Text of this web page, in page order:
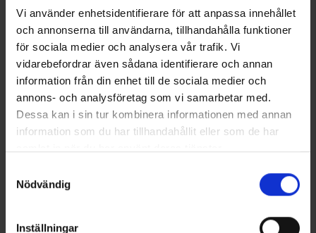
Vi använder enhetsidentifierare för att anpassa innehållet
och annonserna till användarna, tillhandahålla funktioner
för sociala medier och analysera vår trafik. Vi
vidarebefordrar även sådana identifierare och annan
information från din enhet till de sociala medier och
annons- och analysföretag som vi samarbetar med.
Dessa kan i sin tur kombinera informationen med annan
information som du har tillhandahållit eller som de har
Nödvändig
Inställningar
OrganoTex ShoeCare Cleaner
129 kr
Kortskaftade Bomullsstrumpor
Från33 kr
Liknande produkter